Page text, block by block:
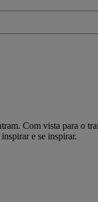
Com vista para o
e se inspirar.